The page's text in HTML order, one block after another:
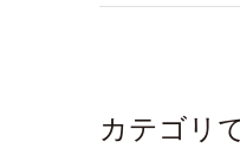
カテゴリ